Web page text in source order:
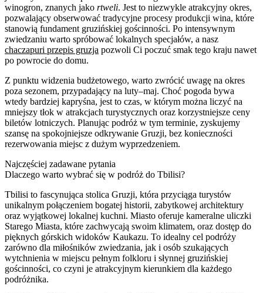
winogron, znanych jako rtweli. Jest to niezwykle atrakcyjny okres,
pozwalający obserwować tradycyjne procesy produkcji wina, które
stanowią fundament gruzińskiej gościnności. Po intensywnym
zwiedzaniu warto spróbować lokalnych specjałów, a nasz
chaczapuri przepis gruzja pozwoli Ci poczuć smak tego kraju nawet
po powrocie do domu.
Z punktu widzenia budżetowego, warto zwrócić uwagę na okres
poza sezonem, przypadający na luty–maj. Choć pogoda bywa
wtedy bardziej kapryśna, jest to czas, w którym można liczyć na
mniejszy tłok w atrakcjach turystycznych oraz korzystniejsze ceny
biletów lotniczych. Planując podróż w tym terminie, zyskujemy
szansę na spokojniejsze odkrywanie Gruzji, bez konieczności
rezerwowania miejsc z dużym wyprzedzeniem.
Najczęściej zadawane pytania
Dlaczego warto wybrać się w podróż do Tbilisi?
Tbilisi to fascynująca stolica Gruzji, która przyciąga turystów
unikalnym połączeniem bogatej historii, zabytkowej architektury
oraz wyjątkowej lokalnej kuchni. Miasto oferuje kameralne uliczki
Starego Miasta, które zachwycają swoim klimatem, oraz dostęp do
pięknych górskich widoków Kaukazu. To idealny cel podróży
zarówno dla miłośników zwiedzania, jak i osób szukających
wytchnienia w miejscu pełnym folkloru i słynnej gruzińskiej
gościnności, co czyni je atrakcyjnym kierunkiem dla każdego
podróżnika.